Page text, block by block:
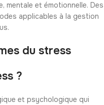
et émotionnelle. Des
applicables à la gestion
du stress
?
et psychologique qui